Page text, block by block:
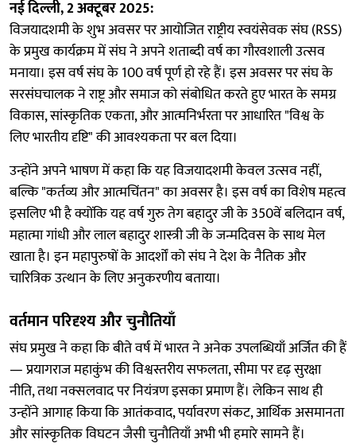
नई दिल्ली, 2 अक्टूबर 2025:
विजयादशमी के शुभ अवसर पर आयोजित राष्ट्रीय स्वयंसेवक संघ (RSS)
के प्रमुख कार्यक्रम में संघ ने अपने शताब्दी वर्ष का गौरवशाली उत्सव
मनाया। इस वर्ष संघ के 100 वर्ष पूर्ण हो रहे हैं। इस अवसर पर संघ के
सरसंघचालक ने राष्ट्र और समाज को संबोधित करते हुए भारत के समग्र
विकास, सांस्कृतिक एकता, और आत्मनिर्भरता पर आधारित "विश्व के
लिए भारतीय दृष्टि" की आवश्यकता पर बल दिया।
उन्होंने अपने भाषण में कहा कि यह विजयादशमी केवल उत्सव नहीं,
बल्कि "कर्तव्य और आत्मचिंतन" का अवसर है। इस वर्ष का विशेष महत्व
इसलिए भी है क्योंकि यह वर्ष गुरु तेग बहादुर जी के 350वें बलिदान वर्ष,
महात्मा गांधी और लाल बहादुर शास्त्री जी के जन्मदिवस के साथ मेल
खाता है। इन महापुरुषों के आदर्शों को संघ ने देश के नैतिक और
चारित्रिक उत्थान के लिए अनुकरणीय बताया।
वर्तमान परिदृश्य और चुनौतियाँ
संघ प्रमुख ने कहा कि बीते वर्ष में भारत ने अनेक उपलब्धियाँ अर्जित की हैं
— प्रयागराज महाकुंभ की विश्वस्तरीय सफलता, सीमा पर दृढ़ सुरक्षा
नीति, तथा नक्सलवाद पर नियंत्रण इसका प्रमाण हैं। लेकिन साथ ही
उन्होंने आगाह किया कि आतंकवाद, पर्यावरण संकट, आर्थिक असमानता
और सांस्कृतिक विघटन जैसी चुनौतियाँ अभी भी हमारे सामने हैं।